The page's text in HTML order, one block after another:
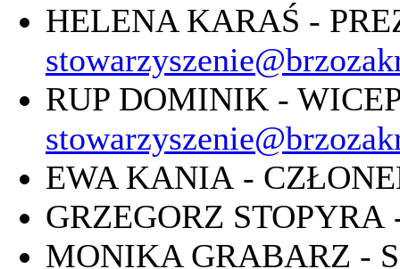
HELENA KARAŚ -
RUP DOMINIK -
EWA KANIA -
GRZEGORZ
MONIKA GRABARZ -